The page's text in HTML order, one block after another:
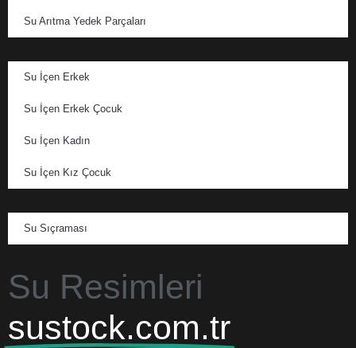
Su Arıtma Yedek Parçaları
Su İçen Erkek
Su İçen Erkek Çocuk
Su İçen Kadın
Su İçen Kız Çocuk
Su Sıçraması
Su Resimleri
sustock.com.tr